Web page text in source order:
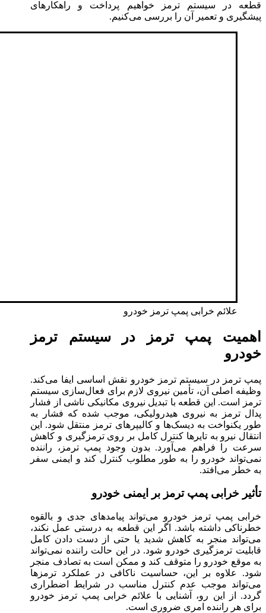
قطعه در سیستم ترمز خواهیم پرداخت و راهکارهای
پیشگیری و تعمیر آن را بررسی می‌کنیم.
علائم خرابی پمپ ترمز خودرو
اهمیت پمپ ترمز در سیستم ترمز
خودرو
پمپ ترمز در سیستم ترمز خودرو نقش اساسی ایفا می‌کند.
وظیفه اصلی آن، تأمین نیروی لازم برای فعال‌سازی سیستم
ترمز است. این قطعه با تبدیل نیروی مکانیکی ناشی از فشار
پدال ترمز به نیروی هیدرولیکی، موجب شده که فشار به
طور یکنواخت به دیسک‌ها و کالیپرهای ترمز منتقل شود. این
انتقال نیرو به تایرها کنترل کامل بر روی ترمزگیری و کاهش
سرعت را فراهم می‌آورد. بدون وجود پمپ ترمز، راننده
نمی‌تواند خودرو را به طور مطلوب کنترل کند و ایمنی سفر
به خطر می‌افتد.
تأثیر خرابی پمپ ترمز بر ایمنی خودرو
خرابی پمپ ترمز خودرو می‌تواند پیامدهای جدی و بالقوه
خطرناکی داشته باشد. اگر این قطعه به درستی عمل نکند،
می‌تواند منجر به کاهش شدید یا حتی از دست دادن کامل
قابلیت ترمزگیری خودرو شود. در این حالت راننده نمی‌تواند
به موقع خودرو را متوقف کند و ممکن است به تصادف منجر
شود. علاوه بر این، حساسیت ناکافی در عملکرد ترمزها
می‌تواند موجب عدم کنترل مناسب در شرایط اضطراری
گردد. از این رو، آشنایی با علائم خرابی پمپ ترمز خودرو
برای هر راننده امری ضروری است.